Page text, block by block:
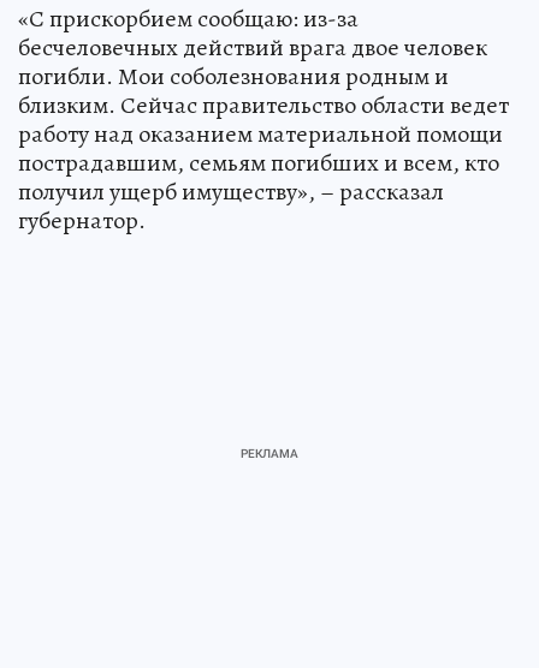
«С прискорбием сообщаю: из-за
бесчеловечных действий врага двое человек
погибли. Мои соболезнования родным и
близким. Сейчас правительство области ведет
работу над оказанием материальной помощи
пострадавшим, семьям погибших и всем, кто
получил ущерб имуществу», – рассказал
губернатор.